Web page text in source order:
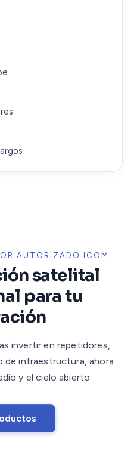
AUTORIZADO ICOM
satelital
para tu
invertir en repetidores,
de infraestructura, ahora
y el cielo abierto.